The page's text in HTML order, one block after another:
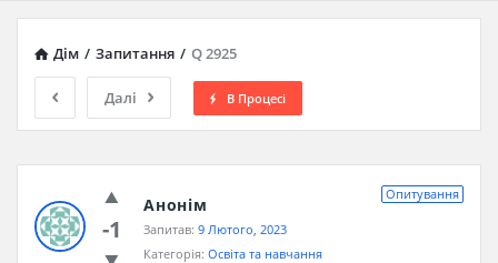
Дім / Запитання / Q 2925
Далі В Процесі
-1
Опитування
Анонім
Запитав: 9 Лютого, 2023
Категорія: Освіта та навчання